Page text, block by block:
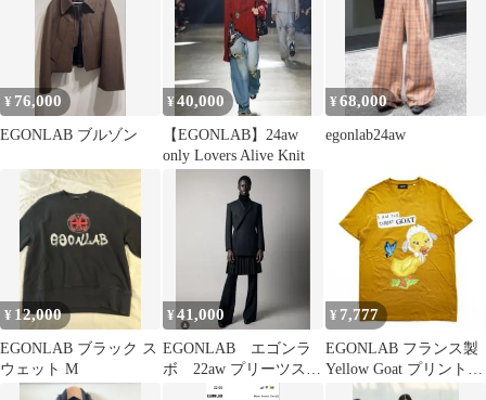
¥ 76,000
EGONLAB ブルゾン
¥40,000
【EGONLAB】24aw
only Lovers Alive Knit
¥68,000
egonlab24aw
¥ 12,000
EGONLAB ブラック ス
ウェット M
¥41,000
EGONLAB エゴンラ
ボ 22aw プリーツスカ
ート 46
¥ 7,777
EGONLAB フランス製
Yellow Goat プリント T
シャツ M